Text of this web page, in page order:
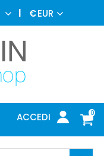
€EUR
0
ACCEDI